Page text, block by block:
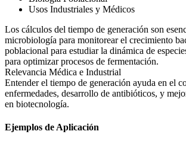
Usos Industriales y Médicos
Los cálculos del tiempo de generación son
microbiología para monitorear el crecimiento
poblacional para estudiar la dinámica de
para optimizar procesos de fermentación.
Relevancia Médica e Industrial
Entender el tiempo de generación ayuda en el
enfermedades, desarrollo de antibióticos, y
en biotecnología.
Ejemplos de Aplicación